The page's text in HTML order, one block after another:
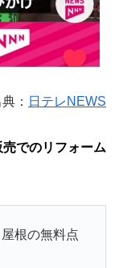
： 日テレNEWS
でのリフォーム
根の無料点